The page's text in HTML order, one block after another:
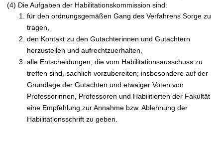
(4) Die Aufgaben der Habilitationskommission sind:
für den ordnungsgemäßen Gang des Verfahrens Sorge zu
tragen,
den Kontakt zu den Gutachterinnen und Gutachtern
herzustellen und aufrechtzuerhalten,
alle Entscheidungen, die vom Habilitationsausschuss zu
treffen sind, sachlich vorzubereiten; insbesondere auf der
Grundlage der Gutachten und etwaiger Voten von
Professorinnen, Professoren und Habilitierten der Fakultät
eine Empfehlung zur Annahme bzw. Ablehnung der
Habilitationsschrift zu geben.